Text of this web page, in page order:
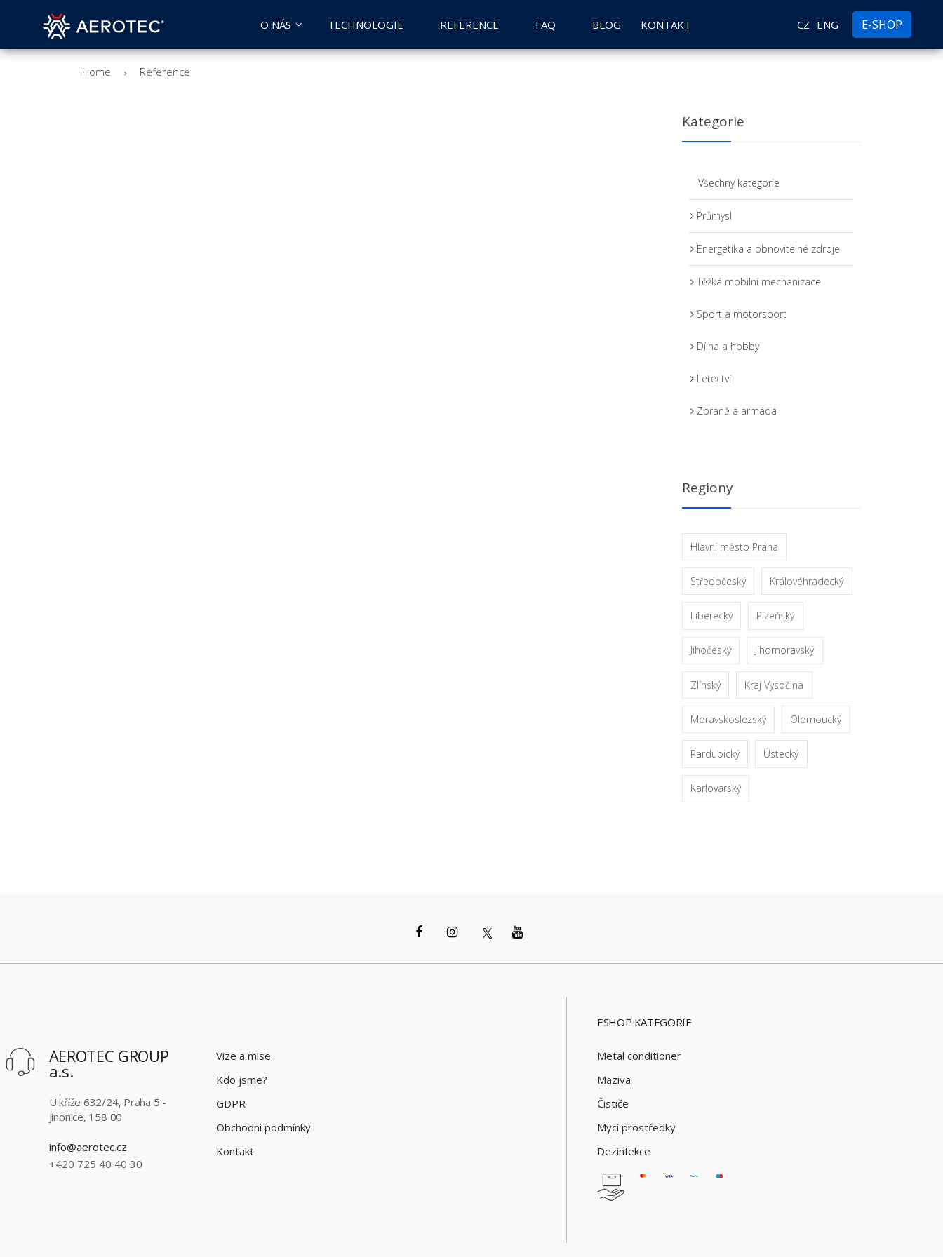
O NÁS TECHNOLOGIE REFERENCE FAQ BLOG KONTAKT CZ ENG E-SHOP
Home Reference
Kategorie
Všechny kategorie
Průmysl
Energetika a obnovitelné zdroje
Těžká mobilní mechanizace
Sport a motorsport
Dílna a hobby
Letectví
Zbraně a armáda
Regiony
Hlavní město Praha
Středočeský Královéhradecký
Liberecký Plzeňský
Jihočeský Jihomoravský
Zlínský Kraj Vysočina
Moravskoslezský Olomoucký
Pardubický Ústecký
Karlovarský
AEROTEC GROUP
a.s.
U kříže 632/24, Praha 5 -
Jinonice, 158 00
info@aerotec.cz
+420 725 40 40 30
Vize a mise
Kdo jsme?
GDPR
Obchodní podmínky
Kontakt
ESHOP KATEGORIE
Metal conditioner
Maziva
Čističe
Mycí prostředky
Dezinfekce